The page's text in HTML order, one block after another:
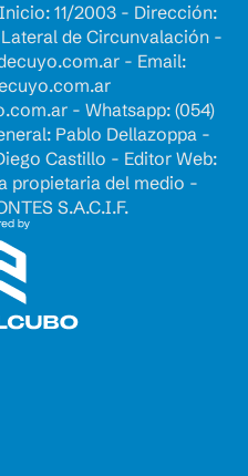
11/2003 - Dirección:
de Circunvalación -
- Email:
- Whatsapp: (054)
Pablo Dellazoppa -
Castillo - Editor Web:
propietaria del medio -
S.A.C.I.F.